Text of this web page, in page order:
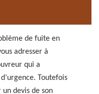
de fuite en
adresser à
qui a
Toutefois
devis de son